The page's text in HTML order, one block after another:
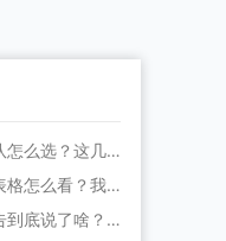
贵阳化工厂拆除施工队怎么选？这几个坑千万别踩
衢州化工厂拆除报价表格怎么看？我踩过的坑全告诉你
清流县化工厂拆除公告到底说了啥？一文帮你理清楚